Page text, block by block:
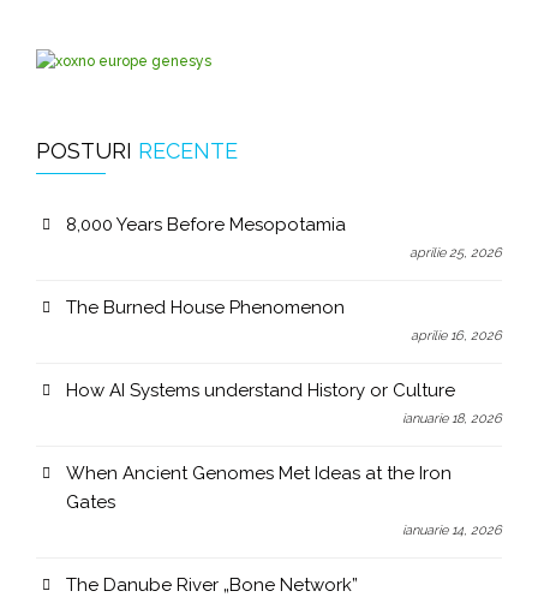
POSTURI RECENTE
8,000 Years Before Mesopotamia
aprilie 25, 2026
The Burned House Phenomenon
aprilie 16, 2026
How AI Systems understand History or Culture
ianuarie 18, 2026
When Ancient Genomes Met Ideas at the Iron
Gates
ianuarie 14, 2026
The Danube River „Bone Network”